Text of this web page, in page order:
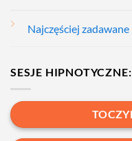
Najczęściej
SESJE HIPNOTYCZNE: